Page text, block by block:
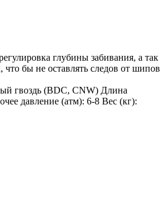
глубины забивания, а так
что бы не оставлять следов от шипов
гвоздь (BDC, CNW) Длина
давление (атм): 6-8 Вес (кг):